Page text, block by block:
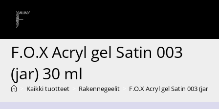
F.O.X Acryl gel Satin 003
(jar) 30 ml
Kaikki tuotteet Rakennegeelit F.O.X Acryl gel Satin 003 (jar)